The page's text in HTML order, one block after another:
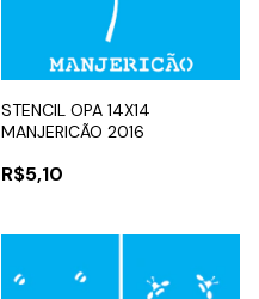
STENCIL OPA 14X14
MANJERICÃO 2016
R$5,10